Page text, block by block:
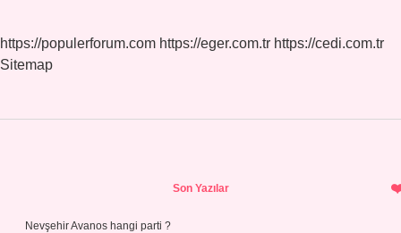
https://populerforum.com https://eger.com.tr https://cedi.com.tr
Sitemap
Son Yazılar
Nevşehir Avanos hangi parti ?